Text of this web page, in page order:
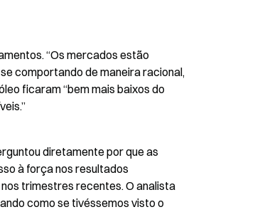
“Os mercados estão
comportando de maneira racional,
ficaram “bem mais baixos do
diretamente por que as
à força nos resultados
trimestres recentes. O analista
como se tivéssemos visto o